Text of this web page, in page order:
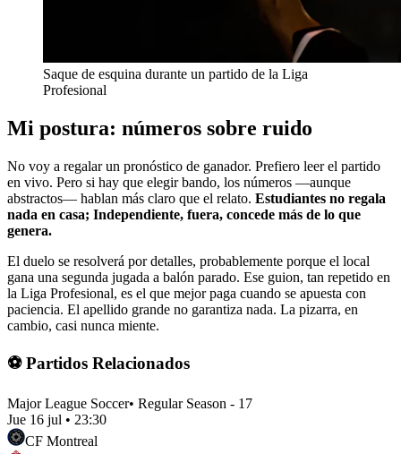
Saque de esquina durante un partido de la Liga
Profesional
Mi postura: números sobre ruido
No voy a regalar un pronóstico de ganador. Prefiero leer el partido
en vivo. Pero si hay que elegir bando, los números —aunque
abstractos— hablan más claro que el relato. Estudiantes no regala
nada en casa; Independiente, fuera, concede más de lo que
genera.
El duelo se resolverá por detalles, probablemente porque el local
gana una segunda jugada a balón parado. Ese guion, tan repetido en
la Liga Profesional, es el que mejor paga cuando se apuesta con
paciencia. El apellido grande no garantiza nada. La pizarra, en
cambio, casi nunca miente.
⚽ Partidos Relacionados
Major League Soccer• Regular Season - 17
Jue 16 jul • 23:30
CF Montreal